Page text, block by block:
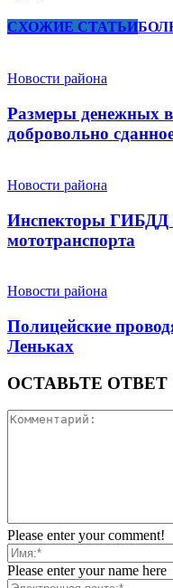
СХОЖИЕ СТАТЬИ
Новости района
Размеры денежных
добровольно
Новости района
Инспекторы ГИБДД
мототранспорта
Новости района
Полицейские
Леньках
ОСТАВЬТЕ ОТВЕТ
Please enter your comment!
Please enter your name here